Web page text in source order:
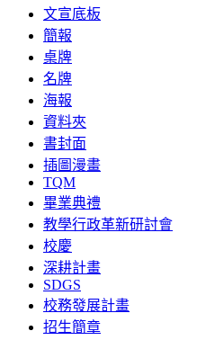
文宣底板
簡報
桌牌
名牌
海報
資料夾
書封面
插圖漫畫
TQM
畢業典禮
教學行政革新研討會
校慶
深耕計畫
SDGS
校務發展計畫
招生簡章